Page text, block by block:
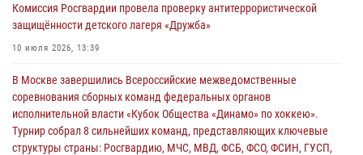
улицу Труда
31 июля 2026, 13:53
Всероссийского конкурса профессионального мастерства среди
сотрудников вневедомственной охраны Росгвардии, Псковские
Росгвардейцы одержали победу
30 июля 2026, 05:10
Комиссия Росгвардии провела проверку антитеррористической
защищённости детского лагеря «Дружба»
10 июля 2026, 13:39
В Москве завершились Всероссийские межведомственные
соревнования сборных команд федеральных органов
исполнительной власти «Кубок Общества «Динамо» по хоккею».
Турнир собрал 8 сильнейших команд, представляющих ключевые
структуры страны: Росгвардию, МЧС, МВД, ФСБ, ФСО, ФСИН, ГУСП,